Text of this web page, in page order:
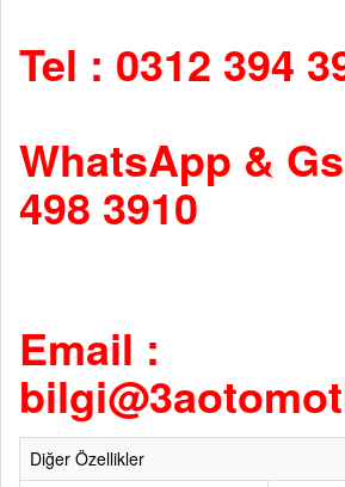
Tel : 0312 394
WhatsApp &
498 3910
Email :
Diğer Özellikler